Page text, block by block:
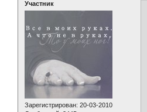
Участник
Зарегистрирован: 20-03-2010